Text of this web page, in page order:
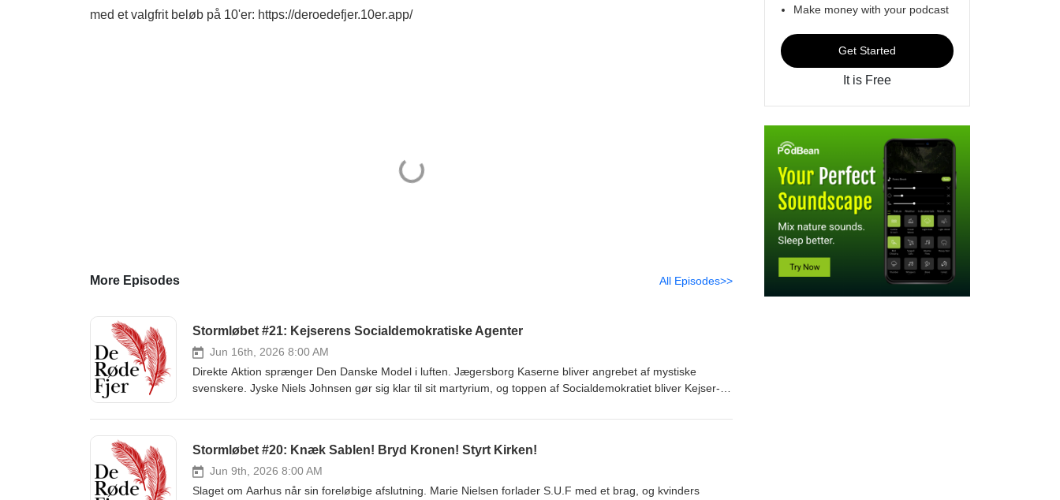
med et valgfrit beløb på 10'er: https://deroedefjer.10er.app/
More Episodes All Episodes>>
Stormløbet #21: Kejserens Socialdemokratiske Agenter
Jun 16th, 2026 8:00 AM
Direkte Aktion sprænger Den Danske Model i luften. Jægersborg Kaserne bliver angrebet af mystiske
svenskere. Jyske Niels Johnsen gør sig klar til sit martyrium, og toppen af Socialdemokratiet bliver Kejser-
https://10er.com/deroedefjer 🎵 Musik: Rasmus Nyborg Voss
Stormløbet #20: Knæk Sablen! Bryd Kronen! Styrt Kirken!
Jun 9th, 2026 8:00 AM
Slaget om Aarhus når sin foreløbige afslutning. Marie Nielsen forlader S.U.F med et brag, og kvinders
Make money with your podcast
Get Started
It is Free